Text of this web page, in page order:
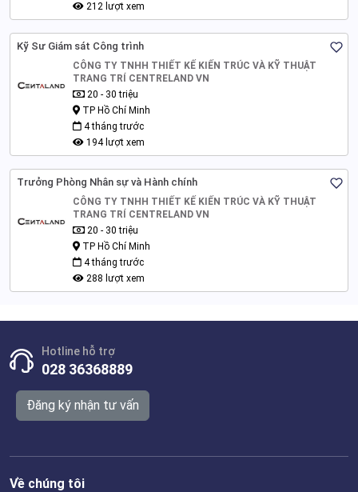
212 lượt xem
Kỹ Sư Giám sát Công trình
CÔNG TY TNHH THIẾT KẾ KIẾN TRÚC VÀ KỸ THUẬT
TRANG TRÍ CENTRELAND VN
20 - 30 triệu
TP Hồ Chí Minh
4 tháng trước
194 lượt xem
Trưởng Phòng Nhân sự và Hành chính
CÔNG TY TNHH THIẾT KẾ KIẾN TRÚC VÀ KỸ THUẬT
TRANG TRÍ CENTRELAND VN
20 - 30 triệu
TP Hồ Chí Minh
4 tháng trước
288 lượt xem
Hotline hỗ trợ
028 36368889
Đăng ký nhận tư vấn
Về chúng tôi